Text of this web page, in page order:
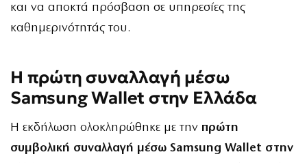
και να αποκτά πρόσβαση σε υπηρεσίες της
καθημερινότητάς του.
Η πρώτη συναλλαγή μέσω
Samsung Wallet στην Ελλάδα
Η εκδήλωση ολοκληρώθηκε με την πρώτη
συμβολική συναλλαγή μέσω Samsung Wallet στην